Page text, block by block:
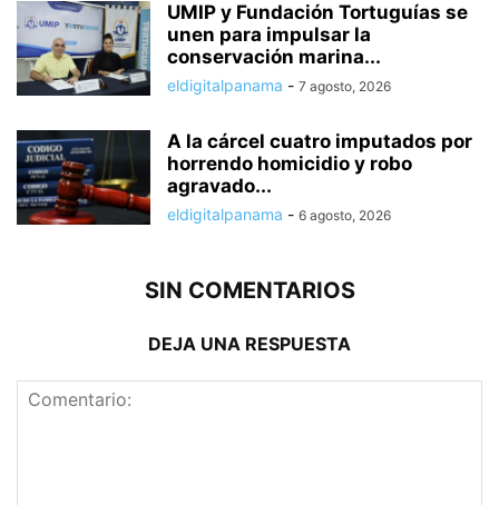
UMIP y Fundación Tortuguías se
unen para impulsar la
conservación marina...
eldigitalpanama - 7 agosto, 2026
A la cárcel cuatro imputados por
horrendo homicidio y robo
agravado...
eldigitalpanama - 6 agosto, 2026
SIN COMENTARIOS
DEJA UNA RESPUESTA